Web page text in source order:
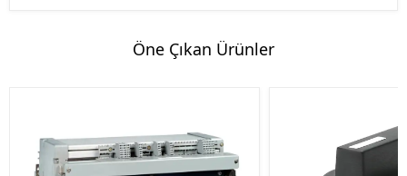
Öne Çıkan Ürünler